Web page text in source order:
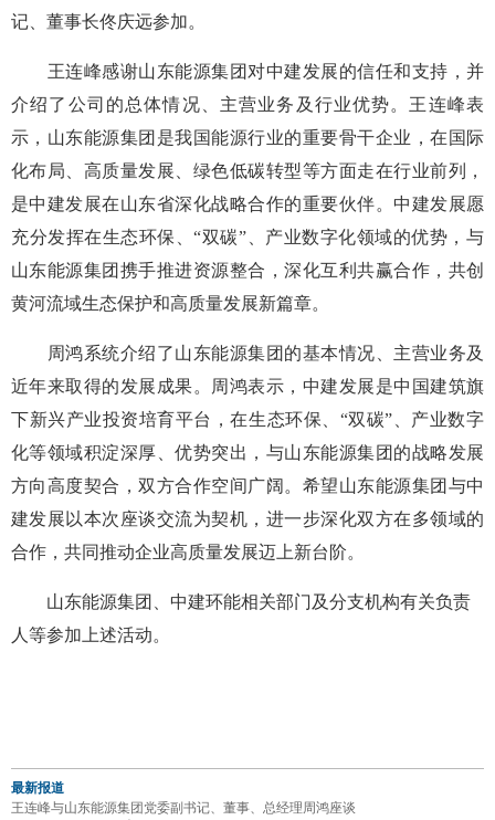
记、董事长佟庆远参加。
王连峰感谢山东能源集团对中建发展的信任和支持，并
介绍了公司的总体情况、主营业务及行业优势。王连峰表
示，山东能源集团是我国能源行业的重要骨干企业，在国际
化布局、高质量发展、绿色低碳转型等方面走在行业前列，
是中建发展在山东省深化战略合作的重要伙伴。中建发展愿
充分发挥在生态环保、“双碳”、产业数字化领域的优势，与
山东能源集团携手推进资源整合，深化互利共赢合作，共创
黄河流域生态保护和高质量发展新篇章。
周鸿系统介绍了山东能源集团的基本情况、主营业务及
近年来取得的发展成果。周鸿表示，中建发展是中国建筑旗
下新兴产业投资培育平台，在生态环保、“双碳”、产业数字
化等领域积淀深厚、优势突出，与山东能源集团的战略发展
方向高度契合，双方合作空间广阔。希望山东能源集团与中
建发展以本次座谈交流为契机，进一步深化双方在多领域的
合作，共同推动企业高质量发展迈上新台阶。
山东能源集团、中建环能相关部门及分支机构有关负责
人等参加上述活动。
最新报道
王连峰与山东能源集团党委副书记、董事、总经理周鸿座谈